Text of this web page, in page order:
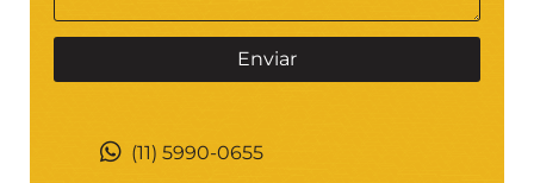
(11) 5990-0655